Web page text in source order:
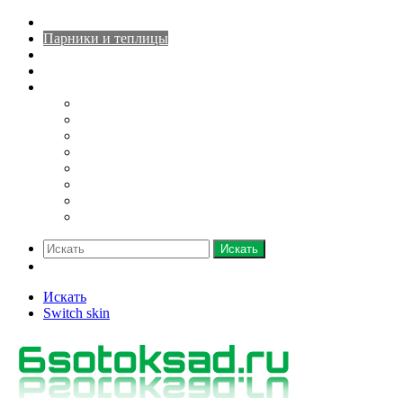
Парники и теплицы
Искать
Искать
Switch skin